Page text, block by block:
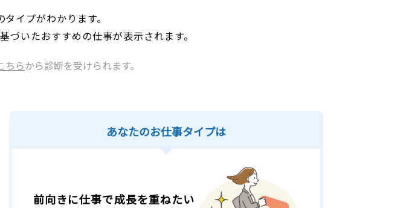
イプがわかります。
いたおすすめの仕事が表示されます。
ちらから診断を受けられます。
あなたのお仕事タイプは
前向きに仕事で成長を重ねたい